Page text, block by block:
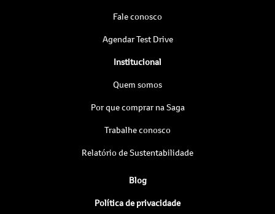
Fale conosco
Agendar Test Drive
Institucional
Quem somos
Por que comprar na Saga
Trabalhe conosco
Relatório de Sustentabilidade
Blog
Política de privacidade